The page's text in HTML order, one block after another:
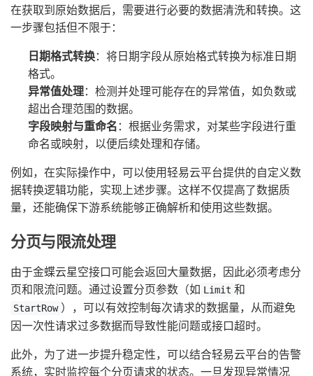
在获取到原始数据后，需要进行必要的数据清洗和转换。这
一步骤包括但不限于：
日期格式转换：将日期字段从原始格式转换为标准日期
格式。
异常值处理：检测并处理可能存在的异常值，如负数或
超出合理范围的数据。
字段映射与重命名：根据业务需求，对某些字段进行重
命名或映射，以便后续处理和存储。
例如，在实际操作中，可以使用轻易云平台提供的自定义数
据转换逻辑功能，实现上述步骤。这样不仅提高了数据质
量，还能确保下游系统能够正确解析和使用这些数据。
分页与限流处理
由于金蝶云星空接口可能会返回大量数据，因此必须考虑分
页和限流问题。通过设置分页参数（如 Limit 和
StartRow ），可以有效控制每次请求的数据量，从而避免
因一次性请求过多数据而导致性能问题或接口超时。
此外，为了进一步提升稳定性，可以结合轻易云平台的告警
系统，实时监控每个分页请求的状态。一旦发现异常情况